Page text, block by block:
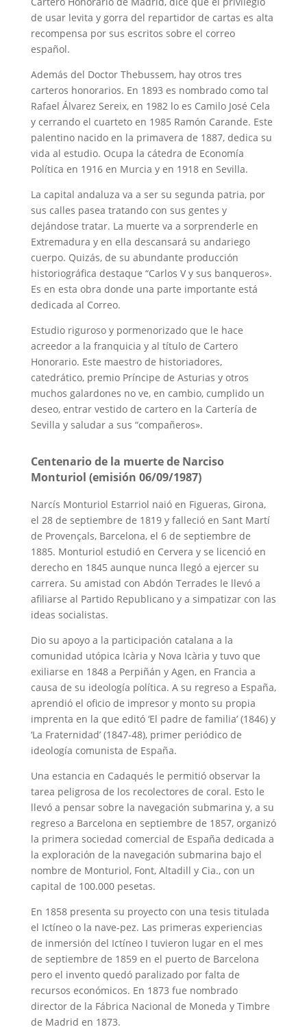
de usar levita y gorra del repartidor de cartas es alta
recompensa por sus escritos sobre el correo
español.
Además del Doctor Thebussem, hay otros tres
carteros honorarios. En 1893 es nombrado como tal
Rafael Álvarez Sereix, en 1982 lo es Camilo José Cela
y cerrando el cuarteto en 1985 Ramón Carande. Este
palentino nacido en la primavera de 1887, dedica su
vida al estudio. Ocupa la cátedra de Economía
Política en 1916 en Murcia y en 1918 en Sevilla.
La capital andaluza va a ser su segunda patria, por
sus calles pasea tratando con sus gentes y
dejándose tratar. La muerte va a sorprenderle en
Extremadura y en ella descansará su andariego
cuerpo. Quizás, de su abundante producción
historiográfica destaque “Carlos V y sus banqueros».
Es en esta obra donde una parte importante está
dedicada al Correo.
Estudio riguroso y pormenorizado que le hace
acreedor a la franquicia y al título de Cartero
Honorario. Este maestro de historiadores,
catedrático, premio Príncipe de Asturias y otros
muchos galardones no ve, en cambio, cumplido un
deseo, entrar vestido de cartero en la Cartería de
Sevilla y saludar a sus “compañeros».
Centenario de la muerte de Narciso
Monturiol (emisión 06/09/1987)
Narcís Monturiol Estarriol naió en Figueras, Girona,
el 28 de septiembre de 1819 y falleció en Sant Martí
de Provençals, Barcelona, el 6 de septiembre de
1885. Monturiol estudió en Cervera y se licenció en
derecho en 1845 aunque nunca llegó a ejercer su
carrera. Su amistad con Abdón Terrades le llevó a
afiliarse al Partido Republicano y a simpatizar con las
ideas socialistas.
Dio su apoyo a la participación catalana a la
comunidad utópica Icària y Nova Icària y tuvo que
exiliarse en 1848 a Perpiñán y Agen, en Francia a
causa de su ideología política. A su regreso a España,
aprendió el oficio de impresor y monto su propia
imprenta en la que editó ‘El padre de familia’ (1846) y
‘La Fraternidad’ (1847-48), primer periódico de
ideología comunista de España.
Una estancia en Cadaqués le permitió observar la
tarea peligrosa de los recolectores de coral. Esto le
llevó a pensar sobre la navegación submarina y, a su
regreso a Barcelona en septiembre de 1857, organizó
la primera sociedad comercial de España dedicada a
la exploración de la navegación submarina bajo el
nombre de Monturiol, Font, Altadill y Cia., con un
capital de 100.000 pesetas.
En 1858 presenta su proyecto con una tesis titulada
el Ictíneo o la nave-pez. Las primeras experiencias
de inmersión del Ictíneo I tuvieron lugar en el mes
de septiembre de 1859 en el puerto de Barcelona
pero el invento quedó paralizado por falta de
recursos económicos. En 1873 fue nombrado
director de la Fábrica Nacional de Moneda y Timbre
de Madrid en 1873.